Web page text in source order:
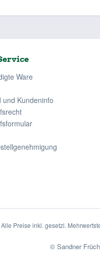
Ware
und Kundeninfo
Preise inkl. gesetzl.
© Sandner